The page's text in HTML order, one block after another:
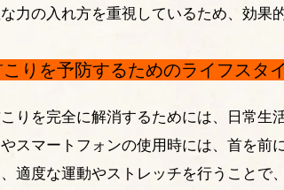
力の入れ方を重視しているため、効果
りを予防するためのライフスタ
りを完全に解消するためには、日常生
スマートフォンの使用時には、首を前
適度な運動やストレッチを行うことで